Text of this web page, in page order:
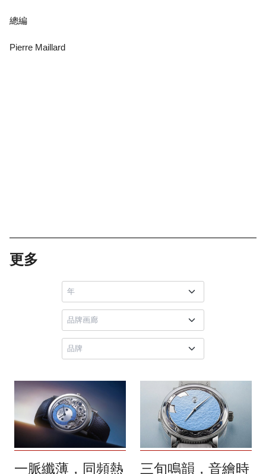
總編
Pierre Maillard
更多
一脈纖薄，同頻熱
三旬鳴韻，音繪時